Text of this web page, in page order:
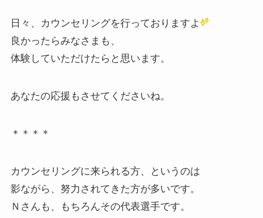
日々、カウンセリングを行っておりますよ
良かったらみなさまも、
体験していただけたらと思います。
あなたの応援もさせてくださいね。
＊＊＊＊
カウンセリングに来られる方、というのは
影ながら、努力されてきた方が多いです。
Ｎさんも、もちろんその代表選手です。